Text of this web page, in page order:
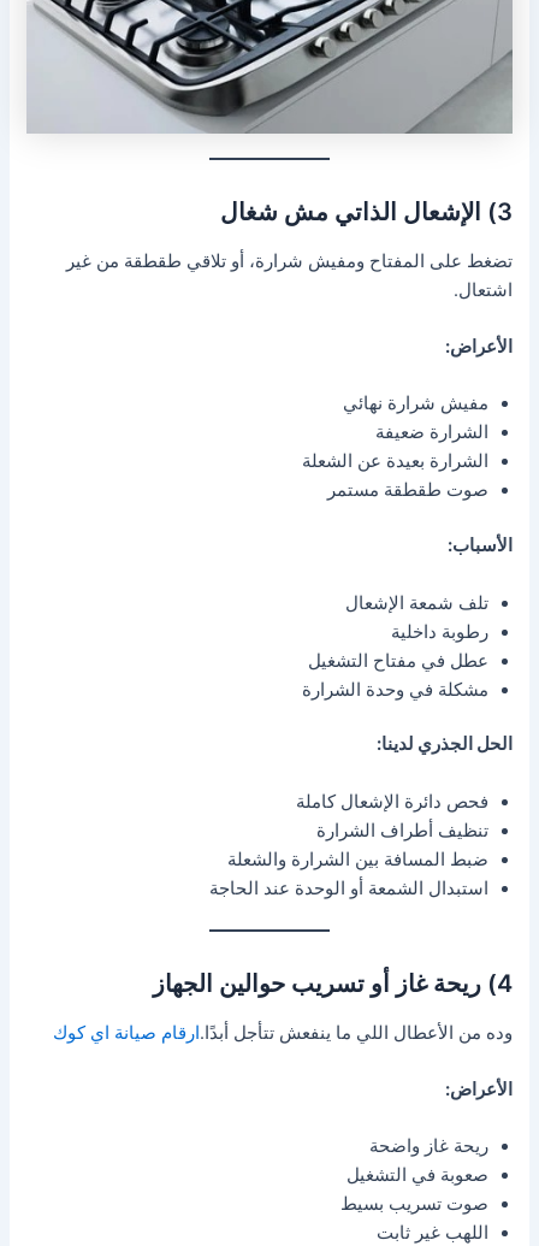
3) الإشعال الذاتي مش شغال
تضغط على المفتاح ومفيش شرارة، أو تلاقي طقطقة من غير
اشتعال.
الأعراض:
مفيش شرارة نهائي
الشرارة ضعيفة
الشرارة بعيدة عن الشعلة
صوت طقطقة مستمر
الأسباب:
تلف شمعة الإشعال
رطوبة داخلية
عطل في مفتاح التشغيل
مشكلة في وحدة الشرارة
الحل الجذري لدينا:
فحص دائرة الإشعال كاملة
تنظيف أطراف الشرارة
ضبط المسافة بين الشرارة والشعلة
استبدال الشمعة أو الوحدة عند الحاجة
4) ريحة غاز أو تسريب حوالين الجهاز
وده من الأعطال اللي ما ينفعش تتأجل أبدًا.ارقام صيانة اي كوك
الأعراض:
ريحة غاز واضحة
صعوبة في التشغيل
صوت تسريب بسيط
اللهب غير ثابت